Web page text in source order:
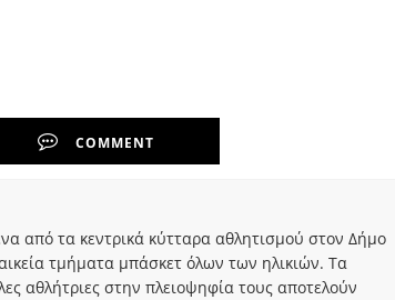
COMMENT
από τα κεντρικά κύτταρα αθλητισμού στον Δήμο
τμήματα μπάσκετ όλων των ηλικιών. Τα
αθλήτριες στην πλειοψηφία τους αποτελούν